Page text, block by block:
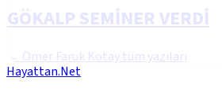
GÖKALP SEMİNER VERDİ
← Ömer Faruk Kotaytüm yazıları
Hayattan.Net